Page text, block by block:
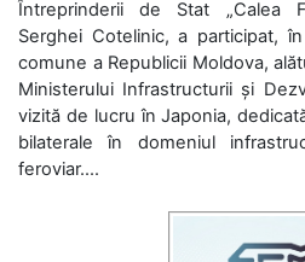
Întreprinderii de Stat „Calea
Serghei Cotelinic, a participat,
comune a Republicii Moldova,
Ministerului Infrastructurii și
vizită de lucru în Japonia,
bilaterale în domeniul
feroviar....